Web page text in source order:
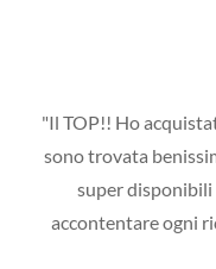
"Il TOP!! Ho
sono trovata
super
accontentare ogni